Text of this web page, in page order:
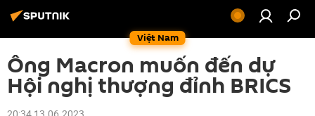
Việt Nam
Ông Macron muốn đến dự
Hội nghị thượng đỉnh BRICS